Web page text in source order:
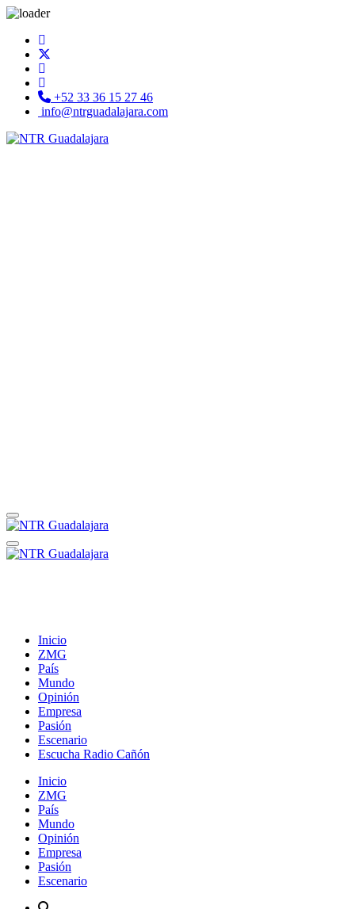
+52 33 36 15 27 46
info@ntrguadalajara.com
Inicio
ZMG
País
Mundo
Opinión
Empresa
Pasión
Escenario
Escucha Radio Cañón
Inicio
ZMG
País
Mundo
Opinión
Empresa
Pasión
Escenario